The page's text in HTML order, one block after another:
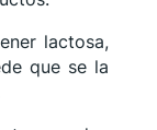
lactosa,
que se la